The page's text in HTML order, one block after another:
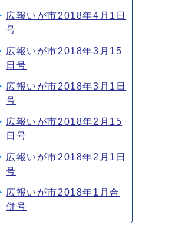
広報いが市2018年4月1日
号
広報いが市2018年3月15
日号
広報いが市2018年3月1日
号
広報いが市2018年2月15
日号
広報いが市2018年2月1日
号
広報いが市2018年1月合
併号